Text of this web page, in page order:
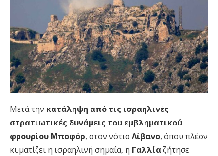
Μετά την κατάληψη από τις ισραηλινές
στρατιωτικές δυνάμεις του εμβληματικού
φρουρίου Μποφόρ, στον νότιο Λίβανο, όπου πλέον
κυματίζει η ισραηλινή σημαία, η Γαλλίαζήτησε